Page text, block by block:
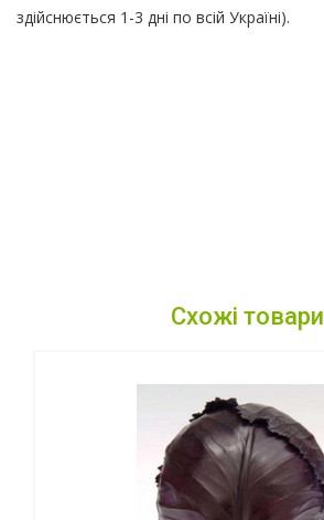
здійснюється 1-3 дні по всій Україні).
Схожі товари